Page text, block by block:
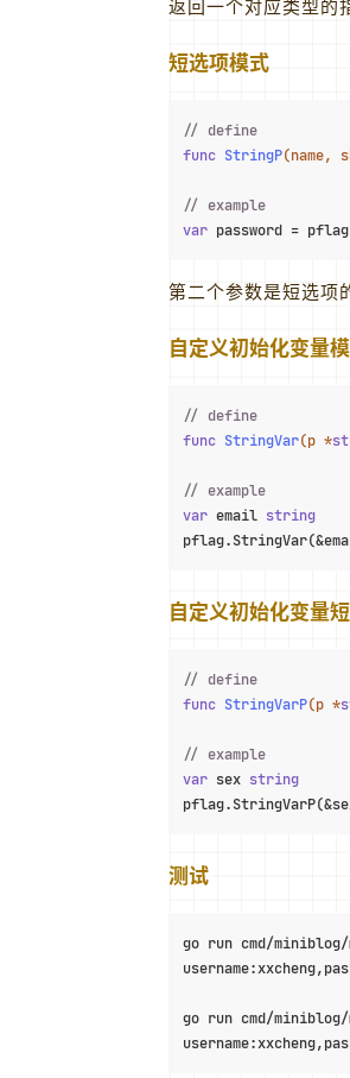
返回一个对应类型的
短选项模式
// define
func StringP(name,
// example
var password =
第二个参数是短选项
自定义初始化变量
// define
func StringVar(p *
// example
var email string
自定义初始化变量
// define
func StringVarP(p *
// example
var sex string
测试
go run cmd/miniblog/
go run cmd/miniblog/